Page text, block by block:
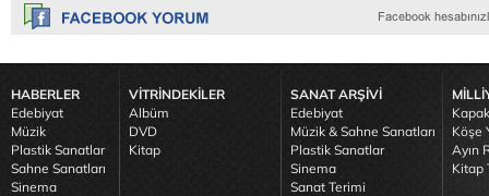
HABERLER
Edebiyat
Müzik
Plastik Sanatlar
Sahne Sanatları
Sinema
VİTRİNDEKİLER
Albüm
DVD
Kitap
SANAT ARŞİVİ
Edebiyat
Müzik & Sahne Sanatları
Plastik Sanatlar
Sinema
Sanat Terimi
Köşe
Ayın
Kitap